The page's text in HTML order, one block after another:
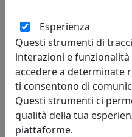
Esperienza
Questi strumenti di
interazioni e
accedere a determinate
ti consentono di
Questi strumenti ci
qualità della tua
piattaforme.